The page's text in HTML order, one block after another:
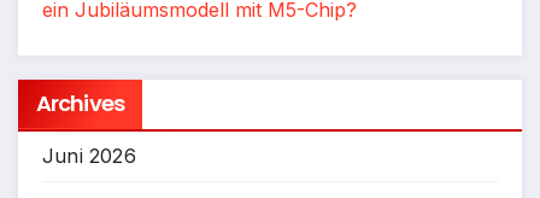
ein Jubiläumsmodell mit M5-Chip?
Archives
Juni 2026